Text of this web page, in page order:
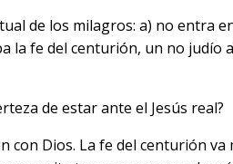
de los milagros: a) no entra
la fe del centurión, un no judío
de estar ante el Jesús real?
Dios. La fe del centurión va